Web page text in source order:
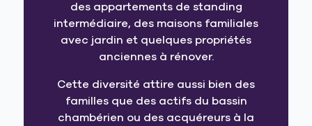
des appartements de standing
intermédiaire, des maisons familiales
avec jardin et quelques propriétés
anciennes à rénover.
Cette diversité attire aussi bien des
familles que des actifs du bassin
chambérien ou des acquéreurs à la